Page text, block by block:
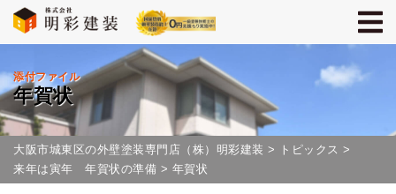
添付ファイル
年賀状
大阪市城東区の外壁塗装専門店（株）明彩建装 > トピックス >
来年は寅年 年賀状の準備 > 年賀状